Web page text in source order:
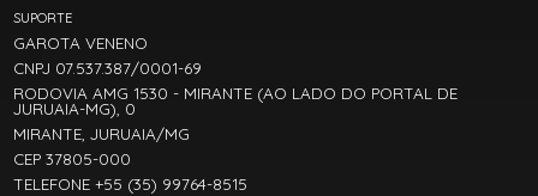
SUPORTE
GAROTA VENENO
CNPJ 07.537.387/0001-69
RODOVIA AMG 1530 - MIRANTE (AO LADO DO PORTAL DE
JURUAIA-MG), 0
MIRANTE, JURUAIA/MG
CEP 37805-000
TELEFONE +55 (35) 99764-8515